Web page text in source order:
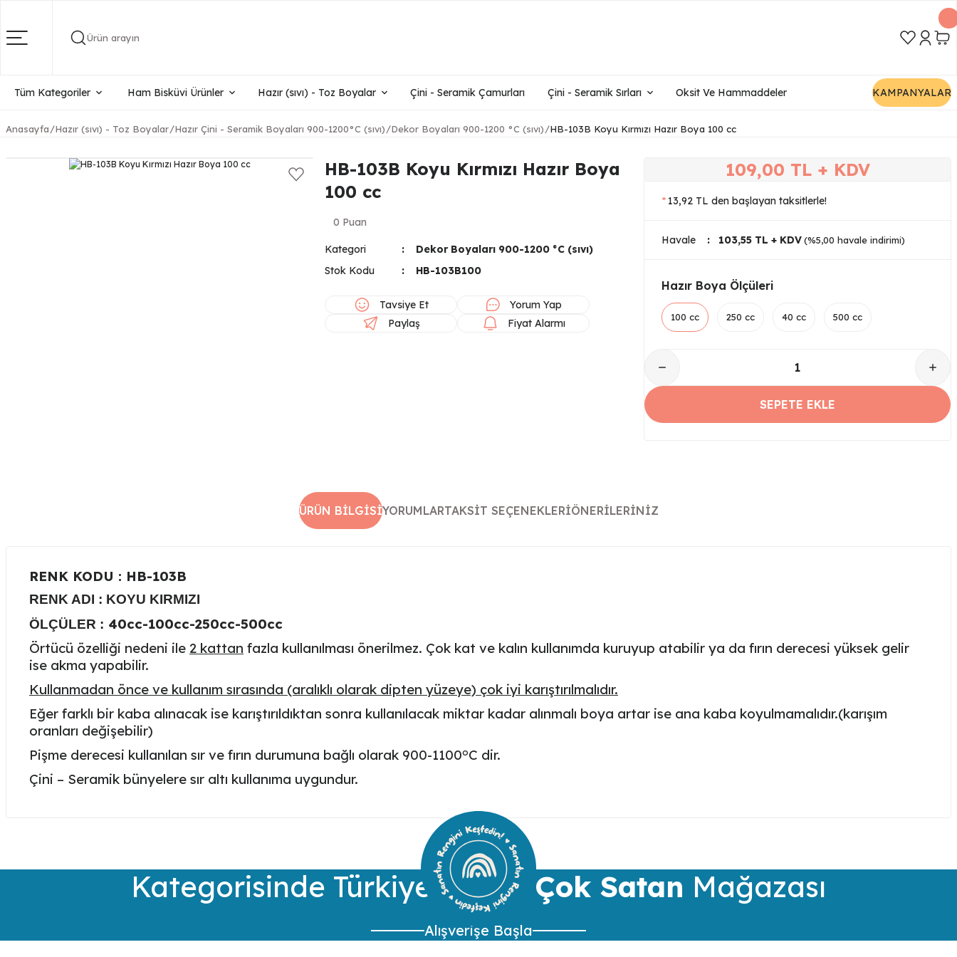
Ürün arayın
Tüm Kategoriler Ham Bisküvi Ürünler Hazır (sıvı) - Toz Boyalar Çini - Seramik Çamurları Çini - Seramik Sırları Oksit Ve Hammaddeler KAMPANYALAR
Anasayfa Hazır (sıvı) - Toz Boyalar Hazır Çini - Seramik Boyaları 900-1200°C (sıvı) Dekor Boyaları 900-1200 °C (sıvı) HB-103B Koyu Kırmızı Hazır Boya 100 cc
HB-103B Koyu Kırmızı Hazır Boya
100 cc
0 Puan
Kategori
Dekor Boyaları 900-1200 °C (sıvı)
Stok Kodu
HB-103B100
Tavsiye Et
Yorum Yap
Paylaş
Fiyat Alarmı
109,00 TL + KDV
* 13,92 TL den başlayan taksitlerle!
Havale 103,55 TL + KDV (%5,00 havale indirimi)
Hazır Boya Ölçüleri
100 cc 250 cc 40 cc 500 cc
SEPETE EKLE
ÜRÜN BILGISIYORUMLARTAKSIT SEÇENEKLERIÖNERILERINIZ
RENK KODU : HB-103B
RENK ADI : KOYU KIRMIZI
ÖLÇÜLER : 40cc-100cc-250cc-500cc
Örtücü özelliği nedeni ile 2 kattan fazla kullanılması önerilmez. Çok kat ve kalın kullanımda kuruyup atabilir ya da fırın derecesi yüksek gelir
ise akma yapabilir.
Kullanmadan önce ve kullanım sırasında (aralıklı olarak dipten yüzeye) çok iyi karıştırılmalıdır.
Eğer farklı bir kaba alınacak ise karıştırıldıktan sonra kullanılacak miktar kadar alınmalı boya artar ise ana kaba koyulmamalıdır.(karışım
oranları değişebilir)
Pişme derecesi kullanılan sır ve fırın durumuna bağlı olarak 900-1100oC dir.
Çini – Seramik bünyelere sır altı kullanıma uygundur.
Bu ürüne ilk yorumu siz yapın!
Yorum Yaz
Ürün açıklamasında eksik bilgiler bulunuyor.
Kategorisinde Türkiye’ninEn Çok Satan Mağazası
Alışverişe Başla